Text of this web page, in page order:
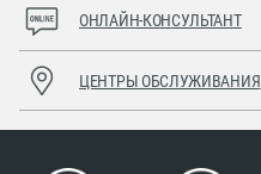
ОНЛАЙН-КОНСУЛЬТАНТ
ЦЕНТРЫ ОБСЛУЖИВАНИЯ